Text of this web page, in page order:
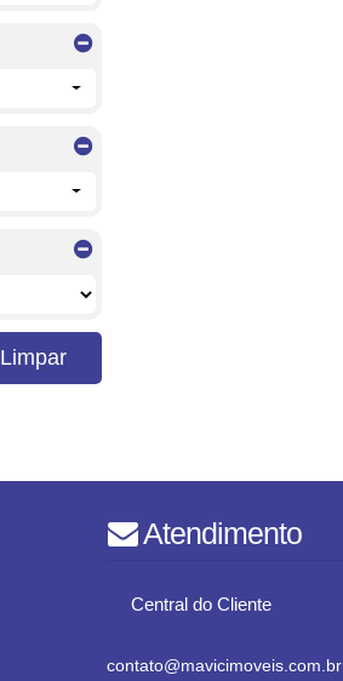
Limpar
Atendimento
Central do Cliente
contato@mavicimoveis.com.br